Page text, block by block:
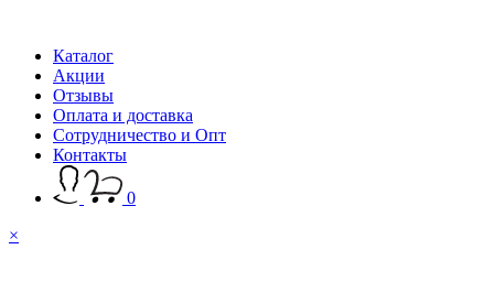
Каталог
Акции
Отзывы
Оплата и доставка
Сотрудничество и Опт
Контакты
0
×